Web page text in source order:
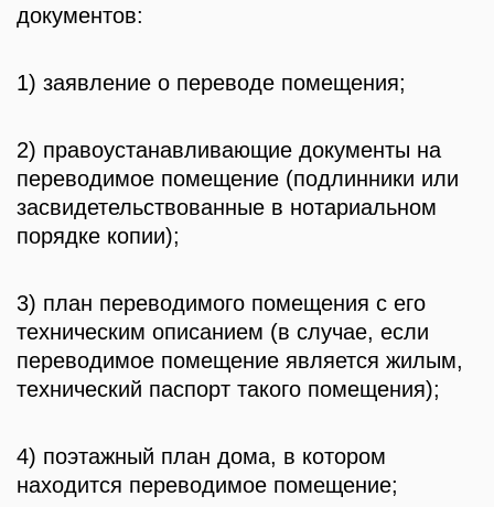
документов:
1) заявление о переводе помещения;
2) правоустанавливающие документы на
переводимое помещение (подлинники или
засвидетельствованные в нотариальном
порядке копии);
3) план переводимого помещения с его
техническим описанием (в случае, если
переводимое помещение является жилым,
технический паспорт такого помещения);
4) поэтажный план дома, в котором
находится переводимое помещение;